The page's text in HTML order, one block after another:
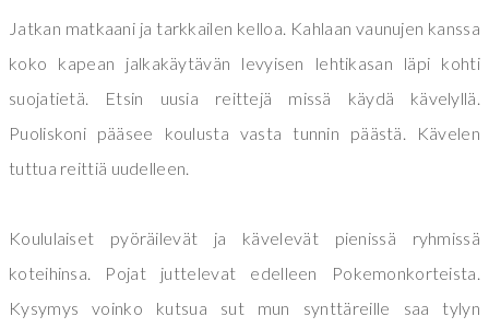
Jatkan matkaani ja tarkkailen kelloa. Kahlaan vaunujen kanssa
koko kapean jalkakäytävän levyisen lehtikasan läpi kohti
suojatietä. Etsin uusia reittejä missä käydä kävelyllä.
Puoliskoni pääsee koulusta vasta tunnin päästä. Kävelen
tuttua reittiä uudelleen.
Koululaiset pyöräilevät ja kävelevät pienissä ryhmissä
koteihinsa. Pojat juttelevat edelleen Pokemonkorteista.
Kysymys voinko kutsua sut mun synttäreille saa tylyn